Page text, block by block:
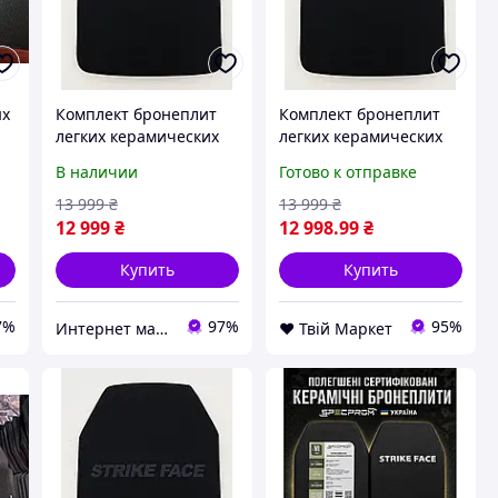
Комплект бронеплит
легких керамических
oxide 5-го класса 25х30
см 2 шт Черный
(2005682918)
В наличии
12 999 ₴
13 999 ₴
Купить
Интернет магазин Rombi 97%
Комплект бронеплит
легких керамических
oxide 5-го класса 25х30
см 2 шт Черный
(2005682918) D9-2026
Готово к отправке
12 998.99₴
13 999 ₴
Купить
❤️ Твій Маркет 95%